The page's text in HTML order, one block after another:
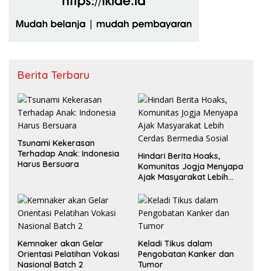
Berita Terbaru
Tsunami Kekerasan
Terhadap Anak: Indonesia
Harus Bersuara
Hindari Berita Hoaks,
Komunitas Jogja Menyapa
Ajak Masyarakat Lebih
Kemnaker akan Gelar
Orientasi Pelatihan Vokasi
Nasional Batch 2
Keladi Tikus dalam
Pengobatan Kanker dan
Tumor